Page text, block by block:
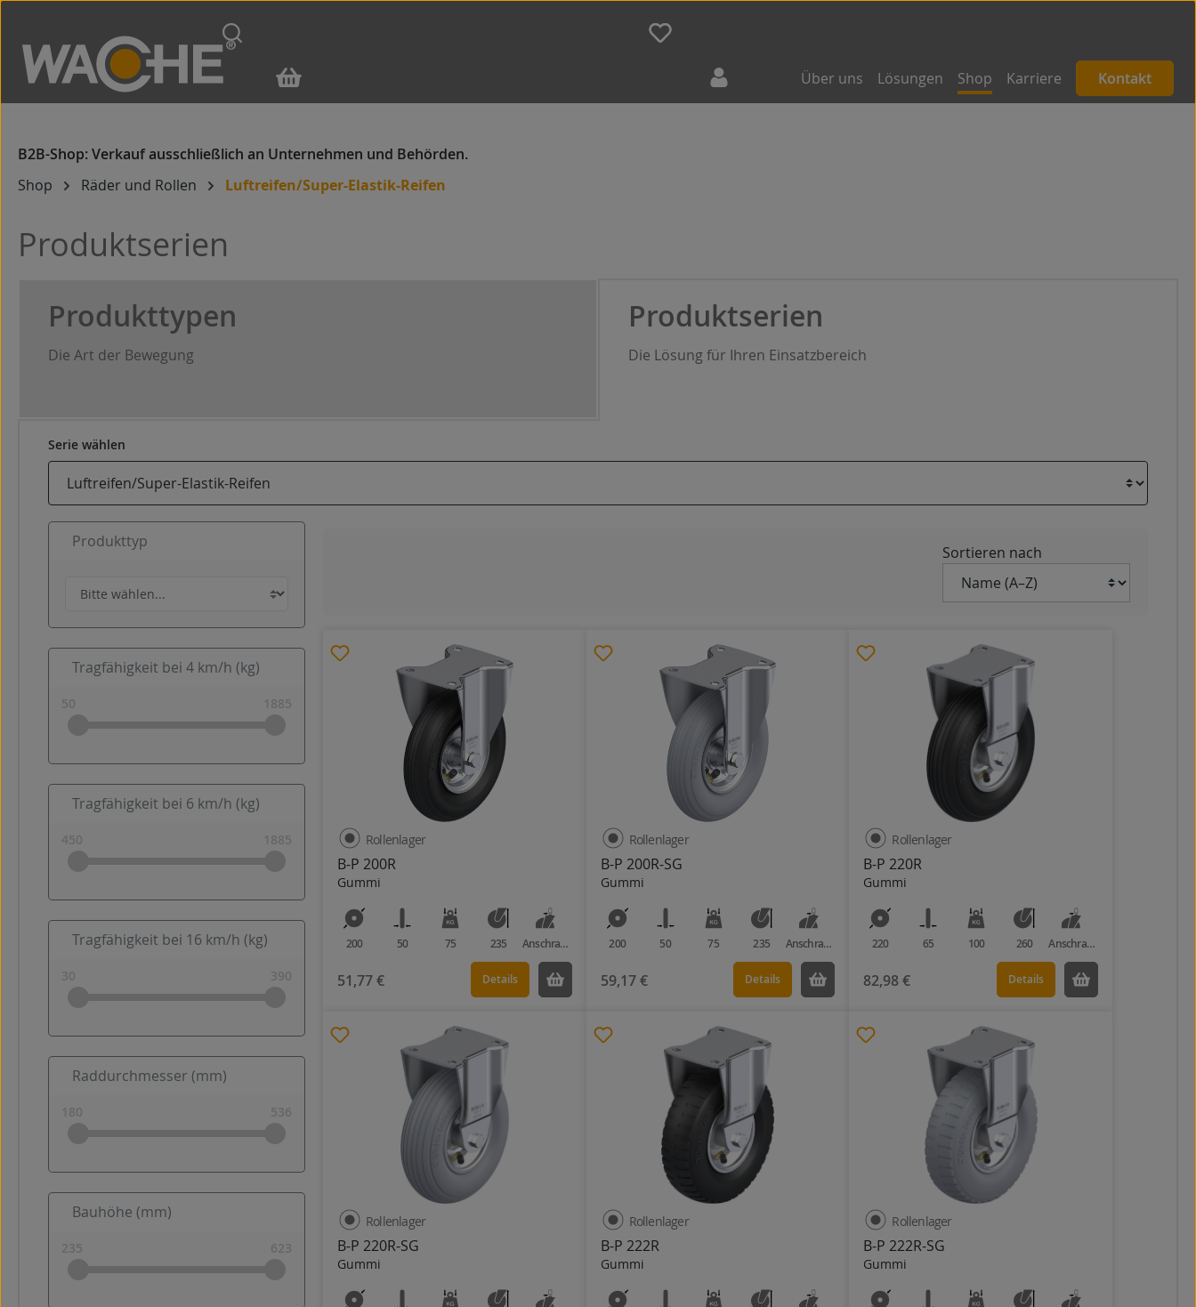
Zur Hauptnavigation springen
Über uns Lösungen Shop Karriere Kontakt
Shop Räder und Rollen Luftreifen/Super-Elastik-Reifen
Produktserien
Produkttypen
Die Art der Bewegung
Produktserien
Die Lösung für Ihren Einsatzbereich
Serie wählen
Produkttyp
Tragfähigkeit bei 4 km/h (kg)
Tragfähigkeit bei 6 km/h (kg)
Tragfähigkeit bei 16 km/h (kg)
Raddurchmesser (mm)
Bauhöhe (mm)
Sortieren nach
B-P 200R
Gummi
Rollenlager
200 50 75 235 Anschraubplatte
51,77 € Details
B-P 200R-SG
Gummi
Rollenlager
200 50 75 235 Anschraubplatte
59,17 € Details
B-P 220R
Gummi
Rollenlager
220 65 100 260 Anschraubplatte
82,98 € Details
B-P 220R-SG
Gummi
Rollenlager
B-P 222R
Gummi
Rollenlager
B-P 222R-SG
Gummi
Rollenlager